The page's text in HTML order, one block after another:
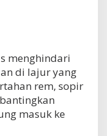
menghindari
di lajur yang
rem, sopir
masuk ke